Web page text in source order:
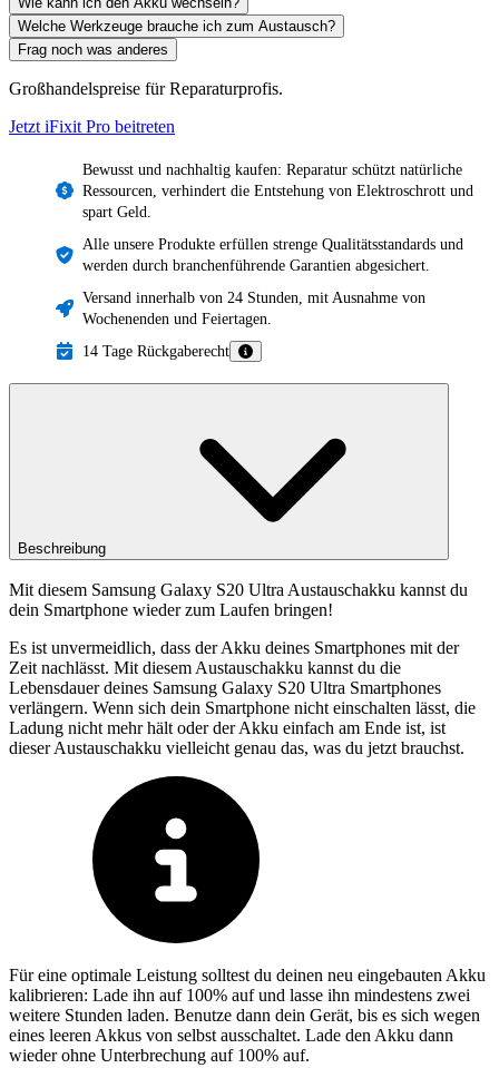
Welche Werkzeuge brauche ich zum Austausch?
Frag noch was anderes
Großhandelspreise für Reparaturprofis.
Jetzt iFixit Pro beitreten
Bewusst und nachhaltig kaufen: Reparatur schützt natürliche
Ressourcen, verhindert die Entstehung von Elektroschrott und
spart Geld.
Alle unsere Produkte erfüllen strenge Qualitätsstandards und
werden durch branchenführende Garantien abgesichert.
Versand innerhalb von 24 Stunden, mit Ausnahme von
Wochenenden und Feiertagen.
14 Tage Rückgaberecht
Beschreibung
Mit diesem Samsung Galaxy S20 Ultra Austauschakku kannst du
dein Smartphone wieder zum Laufen bringen!
Es ist unvermeidlich, dass der Akku deines Smartphones mit der
Zeit nachlässt. Mit diesem Austauschakku kannst du die
Lebensdauer deines Samsung Galaxy S20 Ultra Smartphones
verlängern. Wenn sich dein Smartphone nicht einschalten lässt, die
Ladung nicht mehr hält oder der Akku einfach am Ende ist, ist
dieser Austauschakku vielleicht genau das, was du jetzt brauchst.
Für eine optimale Leistung solltest du deinen neu eingebauten Akku
kalibrieren: Lade ihn auf 100% auf und lasse ihn mindestens zwei
weitere Stunden laden. Benutze dann dein Gerät, bis es sich wegen
eines leeren Akkus von selbst ausschaltet. Lade den Akku dann
wieder ohne Unterbrechung auf 100% auf.